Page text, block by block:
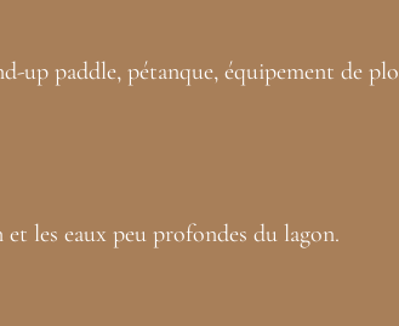
up paddle, pétanque, équipement de
les eaux peu profondes du lagon.